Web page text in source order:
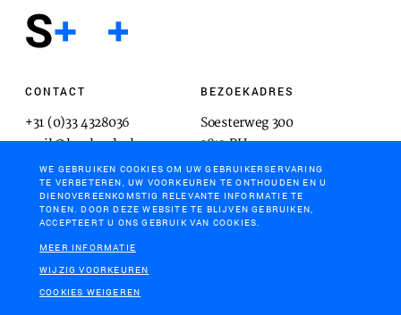
CONTACT
+31 (0)33 4328036
mail@hnsland.nl
BEZOEKADRES
Soesterweg 300
3812 BH
Amersfoort
POSTADRES
Postbus 1603
3800 BP
Amersfoort
WE GEBRUIKEN COOKIES OM UW GEBRUIKERSERVARING
TE VERBETEREN, UW VOORKEUREN TE ONTHOUDEN EN U
DIENOVEREENKOMSTIG RELEVANTE INFORMATIE TE
TONEN. DOOR DEZE WEBSITE TE BLIJVEN GEBRUIKEN,
ACCEPTEERT U ONS GEBRUIK VAN COOKIES.
MEER INFORMATIE
WIJZIG VOORKEUREN
COOKIES WEIGEREN